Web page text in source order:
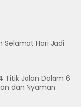
Selamat Hari Jadi
Titik Jalan Dalam 6
dan Nyaman